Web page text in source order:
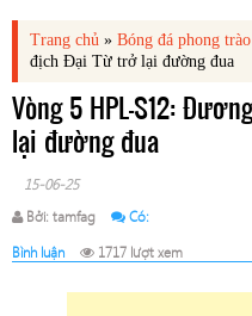
Trang chủ » Bóng đá phong trào
địch Đại Từ trở lại đường đua
Vòng 5 HPL-S12: Đương kim vô địch Đại Từ trở
lại đường đua
15-06-25
Bởi: tamfag
Có:
Bình luận
1717 lượt xem